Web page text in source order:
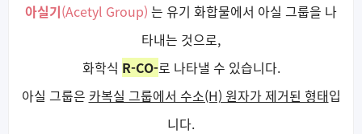
아실기(Acetyl Group) 는 유기 화합물에서 아실 그룹을 나
타내는 것으로,
화학식 R-CO-로 나타낼 수 있습니다.
아실 그룹은 카복실 그룹에서 수소(H) 원자가 제거된 형태입
니다.